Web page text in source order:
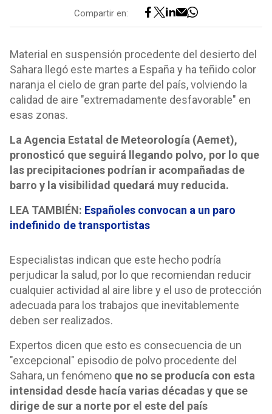
Compartir en:
Material en suspensión procedente del desierto del
Sahara llegó este martes a España y ha teñido color
naranja el cielo de gran parte del país, volviendo la
calidad de aire "extremadamente desfavorable" en
esas zonas.
La Agencia Estatal de Meteorología (Aemet),
pronosticó que seguirá llegando polvo, por lo que
las precipitaciones podrían ir acompañadas de
barro y la visibilidad quedará muy reducida.
LEA TAMBIÉN: Españoles convocan a un paro
indefinido de transportistas
Especialistas indican que este hecho podría
perjudicar la salud, por lo que recomiendan reducir
cualquier actividad al aire libre y el uso de protección
adecuada para los trabajos que inevitablemente
deben ser realizados.
Expertos dicen que esto es consecuencia de un
"excepcional" episodio de polvo procedente del
Sahara, un fenómeno que no se producía con esta
intensidad desde hacía varias décadas y que se
dirige de sur a norte por el este del país